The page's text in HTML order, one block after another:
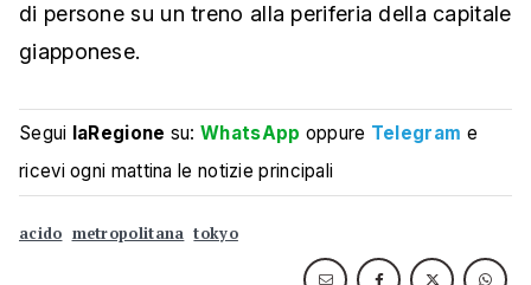
di persone su un treno alla periferia della capitale
giapponese.
Segui laRegione su:WhatsApp oppure Telegram e
ricevi ogni mattina le notizie principali
acido metropolitana tokyo